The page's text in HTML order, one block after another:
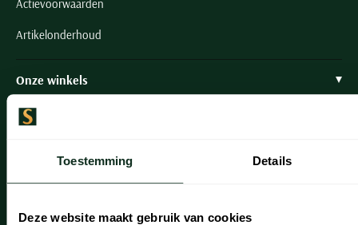
Toestemming Details
Deze website maakt gebruik van cookies
Actievoorwaarden
Artikelonderhoud
Onze winkels
Onze winkels